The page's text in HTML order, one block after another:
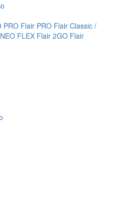
PRO Flair PRO Flair Classic /
FLEX Flair 2GO Flair